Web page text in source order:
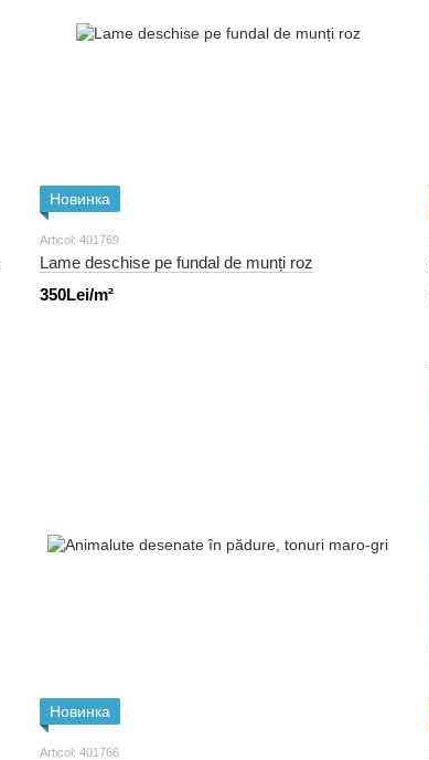
Новинка
Articol: 401769
Lame deschise pe fundal de munți roz
350Lei/m²
Новинка
Articol: 401766